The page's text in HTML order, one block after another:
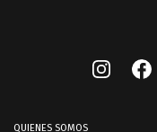
QUIENES SOMOS